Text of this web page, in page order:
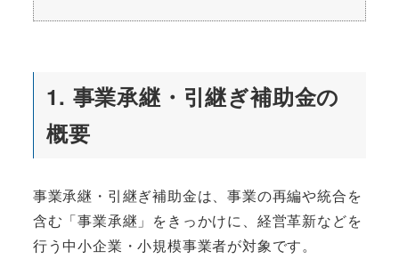
1. 事業承継・引継ぎ補助金の
概要
事業承継・引継ぎ補助金は、事業の再編や統合を
含む「事業承継」をきっかけに、経営革新などを
行う中小企業・小規模事業者が対象です。